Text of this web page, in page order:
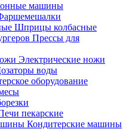
машины
Шприцы колбасные
Прессы для
Электрические ножи
воды
оборудование
пекарские
Кондитерские машины